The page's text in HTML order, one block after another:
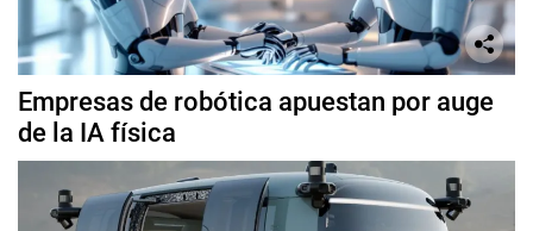
Empresas de robótica apuestan por auge
de la IA física